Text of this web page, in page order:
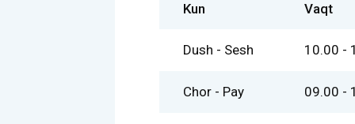
Kun Vaqt
Dush - Sesh 10.00 -
Chor - Pay 09.00 -